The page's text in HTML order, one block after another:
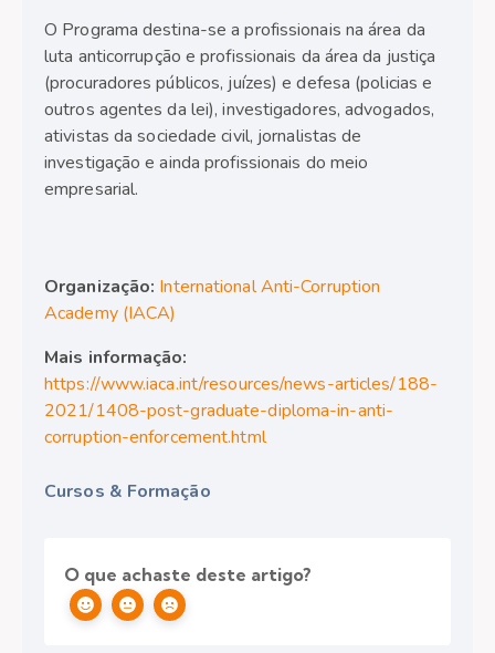
O Programa destina-se a profissionais na área da
luta anticorrupção e profissionais da área da justiça
(procuradores públicos, juízes) e defesa (policias e
outros agentes da lei), investigadores, advogados,
ativistas da sociedade civil, jornalistas de
investigação e ainda profissionais do meio
empresarial.
Organização: International Anti-Corruption
Academy (IACA)
Mais informação:
https://www.iaca.int/resources/news-articles/188-
2021/1408-post-graduate-diploma-in-anti-
corruption-enforcement.html
Cursos & Formação
O que achaste deste artigo?